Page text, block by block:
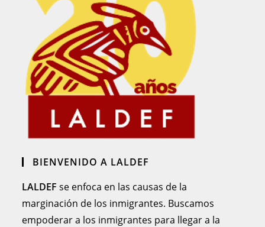
BIENVENIDO A LALDEF
LALDEF se enfoca en las causas de la
marginación de los inmigrantes. Buscamos
empoderar a los inmigrantes para llegar a la